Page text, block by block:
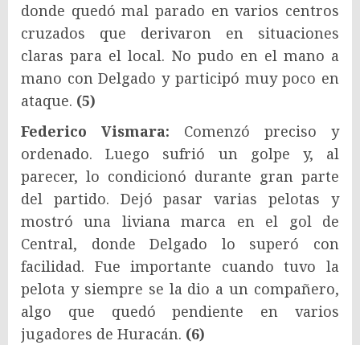
donde quedó mal parado en varios centros
cruzados que derivaron en situaciones
claras para el local. No pudo en el mano a
mano con Delgado y participó muy poco en
ataque. (5)
Federico Vismara: Comenzó preciso y
ordenado. Luego sufrió un golpe y, al
parecer, lo condicionó durante gran parte
del partido. Dejó pasar varias pelotas y
mostró una liviana marca en el gol de
Central, donde Delgado lo superó con
facilidad. Fue importante cuando tuvo la
pelota y siempre se la dio a un compañero,
algo que quedó pendiente en varios
jugadores de Huracán. (6)